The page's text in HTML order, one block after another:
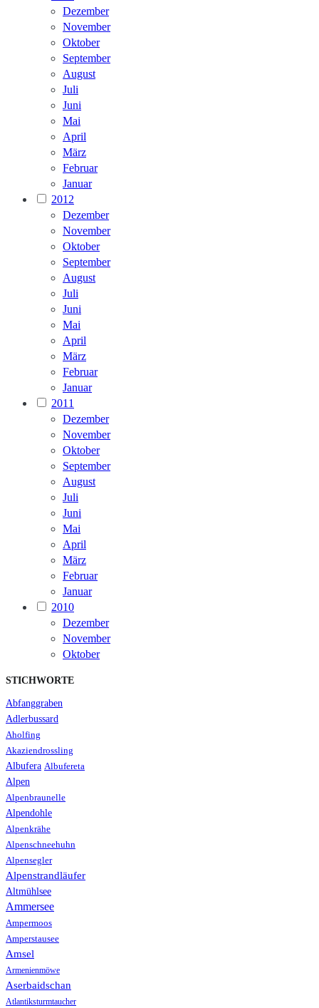
Dezember
November
Oktober
September
August
Juli
Juni
Mai
April
März
Februar
Januar
2012
Dezember
November
Oktober
September
August
Juli
Juni
Mai
April
März
Februar
Januar
2011
Dezember
November
Oktober
September
August
Juli
Juni
Mai
April
März
Februar
Januar
2010
Dezember
November
Oktober
STICHWORTE
Abfanggraben
Adlerbussard
Aholfing
Akaziendrossling
Albufera Albufereta
Alpen
Alpenbraunelle
Alpendohle
Alpenkrähe
Alpenschneehuhn
Alpensegler
Alpenstrandläufer
Altmühlsee
Ammersee
Ampermoos
Amperstausee
Amsel
Armenienmöwe
Aserbaidschan
Atlantiksturmtaucher